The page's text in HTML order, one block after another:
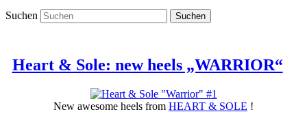
Suchen
Heart & Sole: new heels „WARRIOR“
New awesome heels from HEART & SOLE !